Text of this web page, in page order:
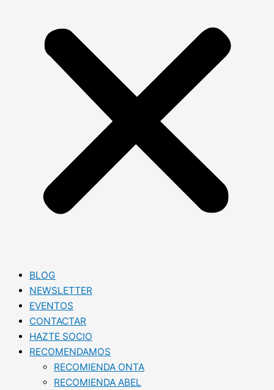
BLOG
NEWSLETTER
EVENTOS
CONTACTAR
HAZTE SOCIO
RECOMENDAMOS
RECOMIENDA ONTA
RECOMIENDA ABEL